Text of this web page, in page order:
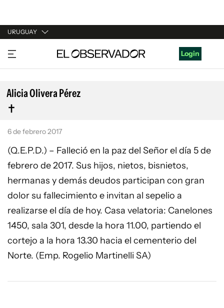
URUGUAY
URUGUAY
ARGENTINA
ESPAÑA
ESTADOS UNIDOS
Login
Alicia Olivera Pérez
6 de febrero 2017
(Q.E.P.D.) – Falleció en la paz del Señor el día 5 de
febrero de 2017. Sus hijos, nietos, bisnietos,
hermanas y demás deudos participan con gran
dolor su fallecimiento e invitan al sepelio a
realizarse el día de hoy. Casa velatoria: Canelones
1450, sala 301, desde la hora 11.00, partiendo el
cortejo a la hora 13.30 hacia el cementerio del
Norte. (Emp. Rogelio Martinelli SA)